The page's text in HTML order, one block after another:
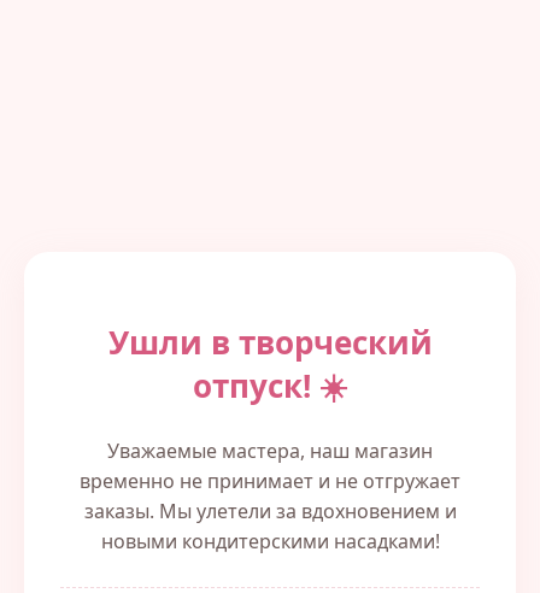
Ушли в творческий
отпуск! ☀️
Уважаемые мастера, наш магазин
временно не принимает и не отгружает
заказы. Мы улетели за вдохновением и
новыми кондитерскими насадками!